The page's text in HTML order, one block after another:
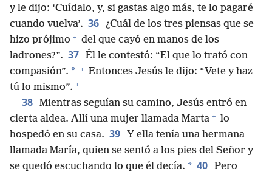
y le dijo: ‘Cuídalo, y, si gastas algo más, te lo pagaré
cuando vuelva’. 36 ¿Cuál de los tres piensas que se
hizo prójimo + del que cayó en manos de los
ladrones?”. 37 Él le contestó: “El que lo trató con
compasión”. * + Entonces Jesús le dijo: “Vete y haz
tú lo mismo”. +
38 Mientras seguían su camino, Jesús entró en
cierta aldea. Allí una mujer llamada Marta + lo
hospedó en su casa. 39
Y ella tenía una hermana
llamada María, quien se sentó a los pies del Señor y
se quedó escuchando lo que él decía. * 40 Pero